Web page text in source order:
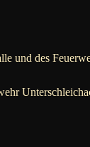
und des